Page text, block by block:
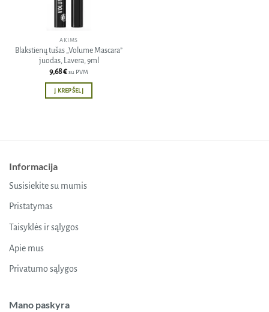
AKIMS
Blakstienų tušas „Volume Mascara”
juodas, Lavera, 9ml
9,68€su PVM
Į KREPŠELĮ
Informacija
Susisiekite su mumis
Pristatymas
Taisyklės ir sąlygos
Apie mus
Privatumo sąlygos
Mano paskyra